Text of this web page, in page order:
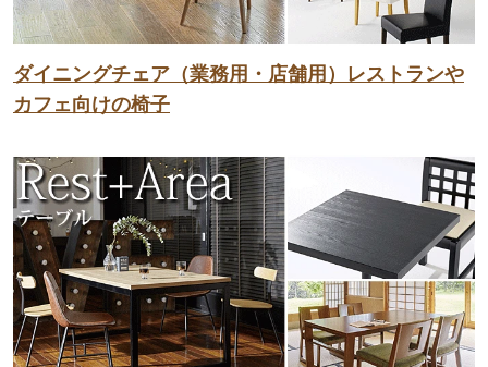
ダイニングチェア（業務用・店舗用）レストランや
カフェ向けの椅子